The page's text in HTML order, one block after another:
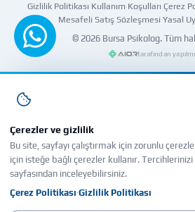
Gizlilik Politikası Kullanım Koşulları Çerez
Mesafeli Satış Sözleşmesi Yasal
© 2026 Bursa Psikolog. Tüm
tarafından
WhatsApp'tan yazın
Çerezler ve gizlilik
Bu site, sayfayı çalıştırmak için zorunlu
için isteğe bağlı çerezler kullanır. Tercihlerinizi
sayfasından inceleyebilirsiniz.
Çerez Politikası·Gizlilik Politikası